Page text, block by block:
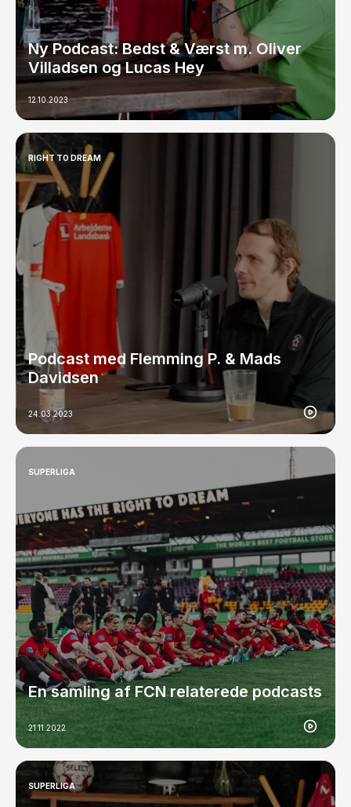
Ny Podcast: Bedst & Værst m. Oliver
Villadsen og Lucas Hey
12.10.2023
RIGHT TO DREAM
Podcast med Flemming P. & Mads
Davidsen
24.03.2023
SUPERLIGA
En samling af FCN relaterede podcasts
21.11.2022
SUPERLIGA